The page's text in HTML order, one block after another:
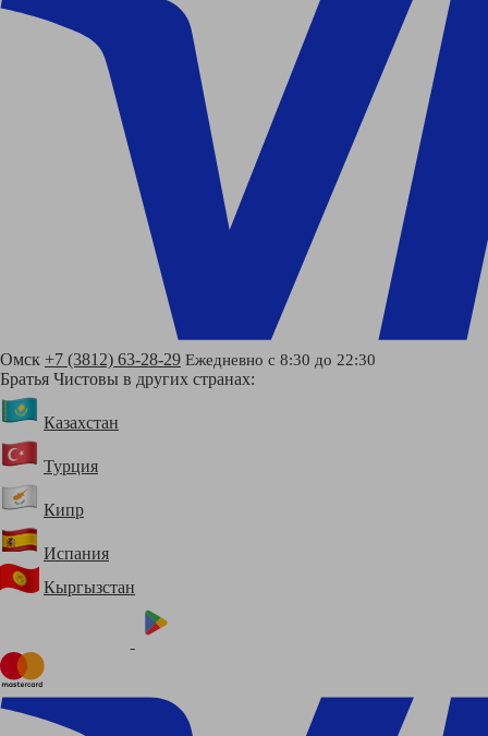
Омск +7 (3812) 63-28-29 Ежедневно с 8:30 до 22:30
Братья Чистовы в других странах:
Казахстан
Турция
Кипр
Испания
Кыргызстан